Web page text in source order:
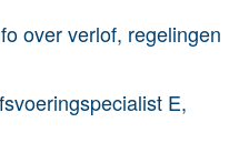
over verlof, regelingen
E,